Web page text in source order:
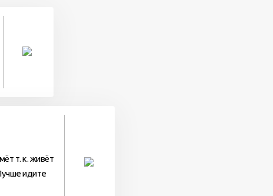
т. к. живёт
идите